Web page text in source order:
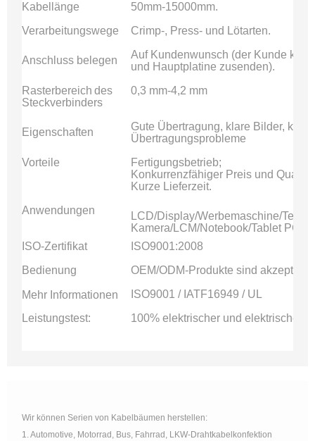
Kabellänge
50mm-15000mm.
Verarbeitungswege
Crimp-, Press- und Lötarten.
Anschluss belegen
Auf Kundenwunsch (der Kunde
und Hauptplatine zusenden).
Rasterbereich des
Steckverbinders
0,3 mm-4,2 mm
Eigenschaften
Gute Übertragung, klare Bilder, kein
Übertragungsprobleme
Vorteile
Fertigungsbetrieb;
Konkurrenzfähiger Preis und
Kurze Lieferzeit.
Anwendungen
LCD/Display/Werbemaschine/
Kamera/LCM/Notebook/Tablet PC/
ISO-Zertifikat
ISO9001:2008
Bedienung
OEM/ODM-Produkte sind
Mehr Informationen
ISO9001 / IATF16949 / UL
Leistungstest:
100% elektrischer und elektrischer
Wir können Serien von Kabelbäumen herstellen:
1. Automotive, Motorrad, Bus, Fahrrad, LKW-Drahtkabelkonfektion